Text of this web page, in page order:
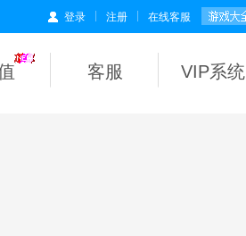
登录 注册 在线客服
客服 VIP系统